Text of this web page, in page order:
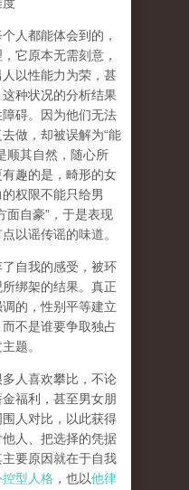
人都能体会到的，
它原本无需刻意，
以性能力为荣，甚
种状况的分析结果
碍。因为他们无法
做，却被误解为“能
顺其自然，随心所
趣的是，畸形的女
权限不能只给男
面自豪” ，于是表现
以谣传谣的味道。
自我的感受，被环
绑架的结果。真正
的，性别平等建立
不是谁要争取独占
题。
人喜欢攀比，不论
福利，甚至男女朋
人对比，以此获得
人、把选择的凭据
要原因就在于自我
控型人格 ，也以他律